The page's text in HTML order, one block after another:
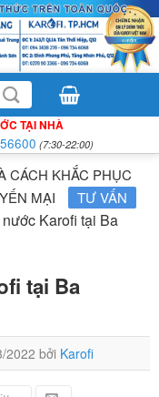
TẠI NHÀ
(7:30-22:00)
CÁCH KHẮC PHỤC
MẠI TƯ VẤN
Karofi tại Ba
tại Ba
2022 bởi Karofi